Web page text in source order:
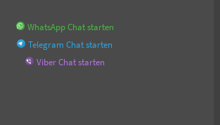
WhatsApp Chat starten
Telegram Chat starten
Viber Chat starten